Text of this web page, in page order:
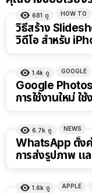
681 ดู HOW TO
วิธีสร้าง
วิดีโอ สำหรับ
1.4k ดู GOOGLE
Google
การ
6.7k ดู NEWS
WhatsApp ตั้งค่
การส่งรูปภาพ แ
1.6k ดู APPLE